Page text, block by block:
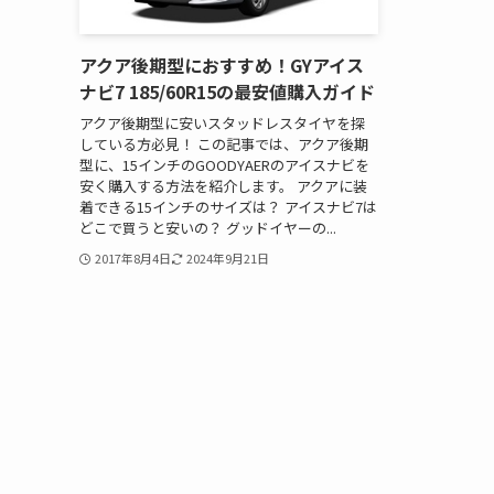
アクア後期型におすすめ！GYアイス
ナビ7 185/60R15の最安値購入ガイド
アクア後期型に安いスタッドレスタイヤを探
している方必見！ この記事では、アクア後期
型に、15インチのGOODYAERのアイスナビを
安く購入する方法を紹介します。 アクアに装
着できる15インチのサイズは？ アイスナビ7は
どこで買うと安いの？ グッドイヤーの...
2017年8月4日 2024年9月21日